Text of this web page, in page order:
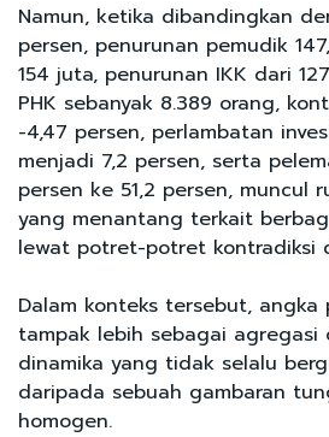
Namun, ketika dibandingkan
persen, penurunan pemudik
154 juta, penurunan IKK dari
PHK sebanyak 8.389 orang,
-4,47 persen, perlambatan
menjadi 7,2 persen, serta
persen ke 51,2 persen, muncul
yang menantang terkait
lewat potret-potret kontradiksi
Dalam konteks tersebut, angka
tampak lebih sebagai agregasi
dinamika yang tidak selalu
daripada sebuah gambaran
homogen.